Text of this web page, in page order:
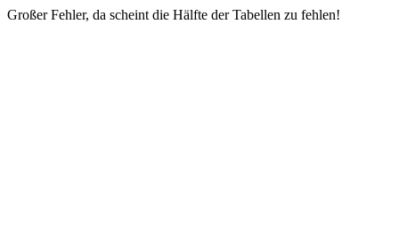
Großer Fehler, da scheint die Hälfte der Tabellen zu fehlen!